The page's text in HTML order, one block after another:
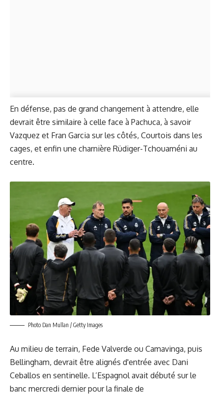
En défense, pas de grand changement à attendre, elle
devrait être similaire à celle face à Pachuca, à savoir
Vazquez et Fran Garcia sur les côtés, Courtois dans les
cages, et enfin une charnière Rüdiger-Tchouaméni au
centre.
Photo Dan Mullan / Getty Images
Au milieu de terrain, Fede Valverde ou Camavinga, puis
Bellingham, devrait être alignés d'entrée avec Dani
Ceballos en sentinelle. L’Espagnol avait débuté sur le
banc mercredi dernier pour la finale de